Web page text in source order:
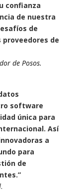
confianza
de nuestra
de
de
de Posos.
software
única para
Así
a
para
de
.